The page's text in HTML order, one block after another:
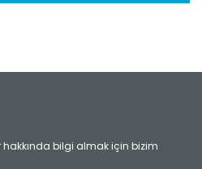
hakkında bilgi almak için bizim